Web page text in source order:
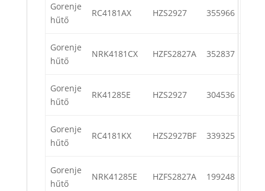
Gorenje
hűtő
RC4181AX HZS2927 355966
Gorenje
hűtő
NRK4181CX HZFS2827A 352837
Gorenje
hűtő
RK41285E HZS2927 304536
Gorenje
hűtő
RC4181KX HZS2927BF 339325
Gorenje
hűtő
NRK41285E HZFS2827A 199248